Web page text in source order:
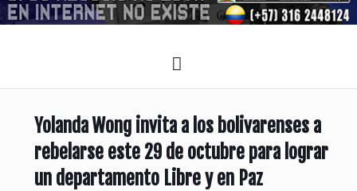
Yolanda Wong invita a los bolivarenses a
rebelarse este 29 de octubre para lograr
un departamento Libre y en Paz